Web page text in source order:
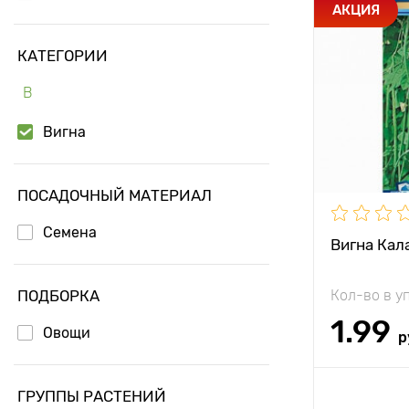
КАТЕГОРИИ
В
Вигна
ПОСАДОЧНЫЙ МАТЕРИАЛ
Семена
ПОДБОРКА
Овощи
ГРУППЫ РАСТЕНИЙ
АКЦИЯ
Вигна
Кол-во в
1.99
Высота
Растояние
растениями
Период